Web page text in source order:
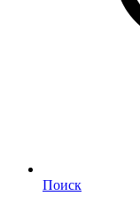
Поиск